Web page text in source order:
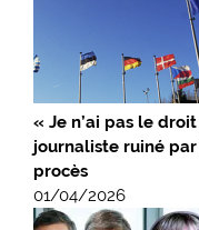
« Je n’ai pas le
journaliste ruiné par
procès
01/04/2026